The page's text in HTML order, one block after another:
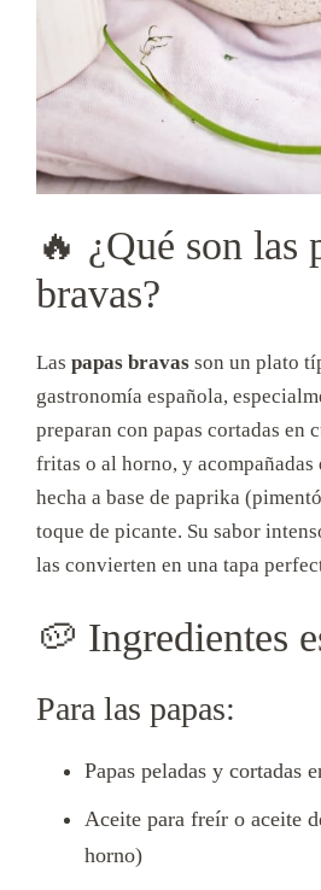
🔥 ¿Qué son las
bravas?
Las papas bravas son un plato
gastronomía española,
preparan con papas cortadas en
fritas o al horno, y acompañadas
hecha a base de paprika
toque de picante. Su sabor
las convierten en una tapa
🥔 Ingredientes
Para las papas:
Papas peladas y cortadas
Aceite para freír o aceite
horno)